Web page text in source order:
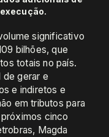
significativo
bilhões, que
totais no país.
de gerar e
e indiretos e
em tributos para
cinco
Magda